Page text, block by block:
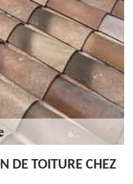
DE TOITURE CHEZ